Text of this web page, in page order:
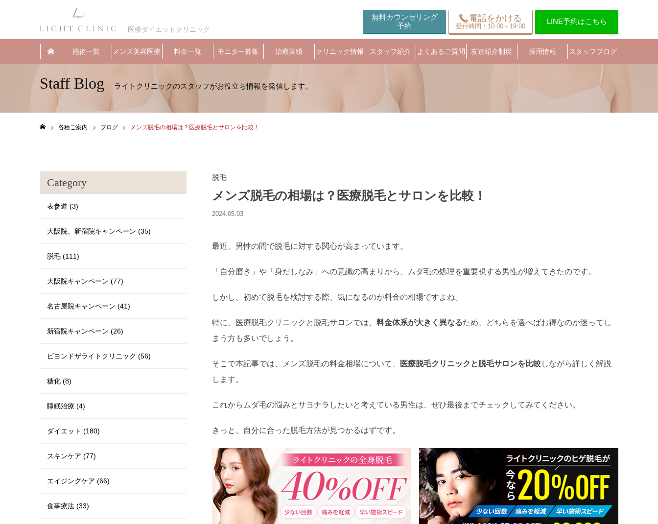
医療ダイエットクリニック
無料カウンセリング
予約
電話をかける
受付時間：10:00～19:00
LINE予約はこちら
施術一覧 メンズ美容医療 料金一覧 モニター募集 治療実績 クリニック情報 スタッフ紹介 よくあるご質問 友達紹介制度 採用情報 スタッフブログ
Staff Blog
各種ご案内 ブログ メンズ脱毛の相場は？医療脱毛とサロンを比較！
脱毛
メンズ脱毛の相場は？医療脱毛とサロンを比較！
2024.05.03
最近、男性の間で脱毛に対する関心が高まっています。
「自分磨き」や「身だしなみ」への意識の高まりから、ムダ毛の処理を重要視する男性が増えてきたのです。
しかし、初めて脱毛を検討する際、気になるのが料金の相場ですよね。
特に、医療脱毛クリニックと脱毛サロンでは、 料金体系が大きく異なるため、どちらを選べばお得なのか迷ってし
まう方も多いでしょう。
そこで本記事では、メンズ脱毛の料金相場について、 医療脱毛クリニックと脱毛サロンを比較しながら詳しく解説
します。
これからムダ毛の悩みとサヨナラしたいと考えている男性は、ぜひ最後までチェックしてみてください。
きっと、自分に合った脱毛方法が見つかるはずです。
Category
表参道 (3)
大阪院、新宿院キャンペーン (35)
脱毛 (111)
大阪院キャンペーン (77)
名古屋院キャンペーン (41)
新宿院キャンペーン (26)
ビヨンドザライトクリニック (56)
糖化 (8)
睡眠治療 (4)
ダイエット (180)
スキンケア (77)
エイジングケア (66)
食事療法 (33)